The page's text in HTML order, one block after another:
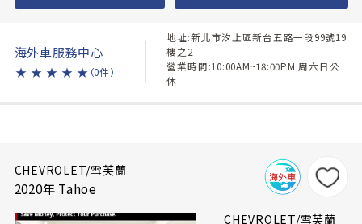
海外車服務中心
★ ★ ★ ★ ★ （0件）
地址:新北市汐止區新台五路一段99號19
樓之2
營業時間:10:00AM~18:00PM 周六日公
休
CHEVROLET/雪芙蘭
2020年 Tahoe
CHEVROLET/雪芙蘭